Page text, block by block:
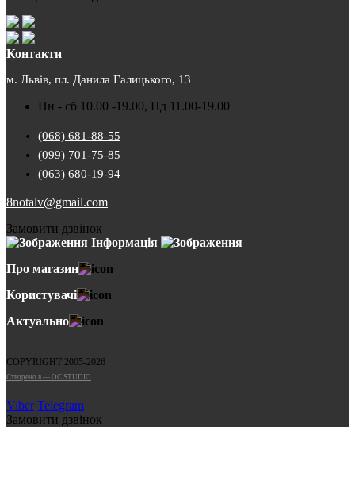
Контакти
м. Львів, пл. Данила Галицького, 13
Пн - сб 10.00 -19.00, Нд 11.00-19.00
(068) 681-88-55
(099) 701-75-85
(063) 680-19-94
8notalv@gmail.com
Замовити дзвінок
Інформація
Про магазин
Користувачі
Актуально
COPYRIGHT 2005-2026
Cтворено в — OC STUDIO
Viber Telegram
Замовити дзвінок